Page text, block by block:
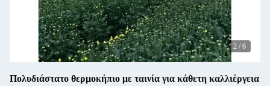
2 / 6
Πολυδιάστατο θερμοκήπιο με ταινία για κάθετη καλλιέργεια